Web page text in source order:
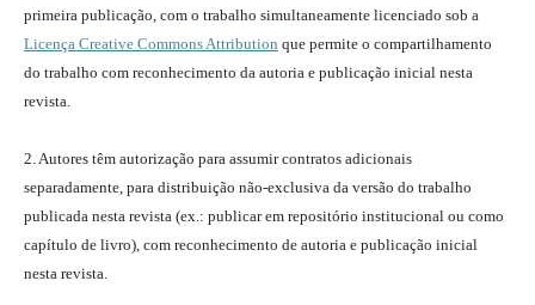
primeira publicação, com o trabalho simultaneamente licenciado sob a
Licença Creative Commons Attribution que permite o compartilhamento
do trabalho com reconhecimento da autoria e publicação inicial nesta
revista.
2. Autores têm autorização para assumir contratos adicionais
separadamente, para distribuição não-exclusiva da versão do trabalho
publicada nesta revista (ex.: publicar em repositório institucional ou como
capítulo de livro), com reconhecimento de autoria e publicação inicial
nesta revista.